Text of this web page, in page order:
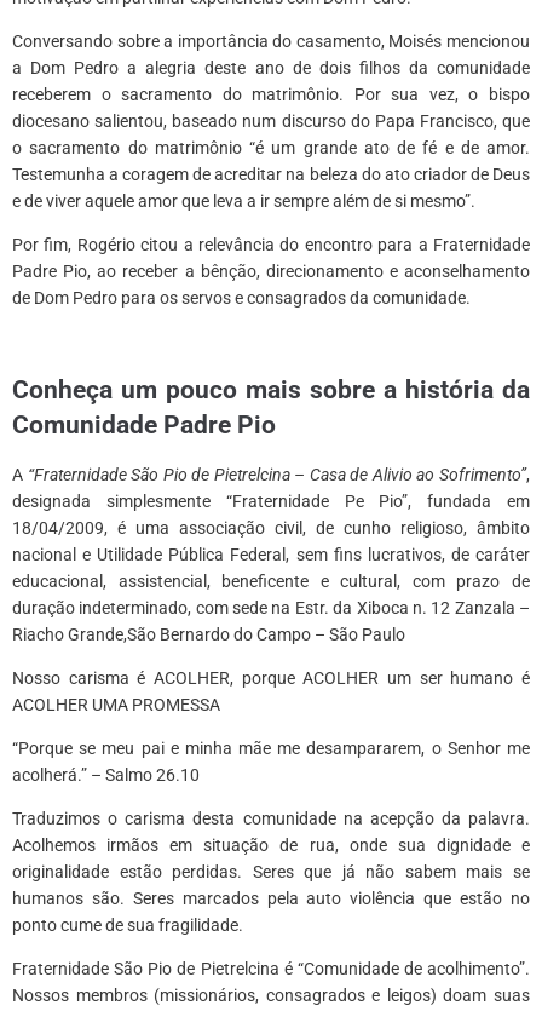
Conversando sobre a importância do casamento, Moisés mencionou
a Dom Pedro a alegria deste ano de dois filhos da comunidade
receberem o sacramento do matrimônio. Por sua vez, o bispo
diocesano salientou, baseado num discurso do Papa Francisco, que
o sacramento do matrimônio “é um grande ato de fé e de amor.
Testemunha a coragem de acreditar na beleza do ato criador de Deus
e de viver aquele amor que leva a ir sempre além de si mesmo”.
Por fim, Rogério citou a relevância do encontro para a Fraternidade
Padre Pio, ao receber a bênção, direcionamento e aconselhamento
de Dom Pedro para os servos e consagrados da comunidade.
Conheça um pouco mais sobre a história da
Comunidade Padre Pio
A “Fraternidade São Pio de Pietrelcina – Casa de Alivio ao Sofrimento”,
designada simplesmente “Fraternidade Pe Pio”, fundada em
18/04/2009, é uma associação civil, de cunho religioso, âmbito
nacional e Utilidade Pública Federal, sem fins lucrativos, de caráter
educacional, assistencial, beneficente e cultural, com prazo de
duração indeterminado, com sede na Estr. da Xiboca n. 12 Zanzala –
Riacho Grande,São Bernardo do Campo – São Paulo
Nosso carisma é ACOLHER, porque ACOLHER um ser humano é
ACOLHER UMA PROMESSA
“Porque se meu pai e minha mãe me desampararem, o Senhor me
acolherá.” – Salmo 26.10
Traduzimos o carisma desta comunidade na acepção da palavra.
Acolhemos irmãos em situação de rua, onde sua dignidade e
originalidade estão perdidas. Seres que já não sabem mais se
humanos são. Seres marcados pela auto violência que estão no
ponto cume de sua fragilidade.
Fraternidade São Pio de Pietrelcina é “Comunidade de acolhimento”.
Nossos membros (missionários, consagrados e leigos) doam suas